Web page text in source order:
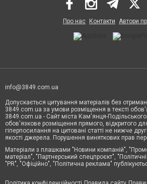
Про нас Контакти Автори
info@3849.com.ua
Допускається цитування матеріалів без
3849.com.ua за умови розміщення в тексті
3849.com.ua - Сайт міста Кам'янця-
обов'язкове розміщення прямого, відкритого
гіперпосилання на цитовані статті не нижче
якості джерела. Порушення виняткових прав
Матеріали з плашками "Новини компаній",
матеріал", "Партнерський спецпроєкт",
"PR", "Офіційно", "Політична реклама"